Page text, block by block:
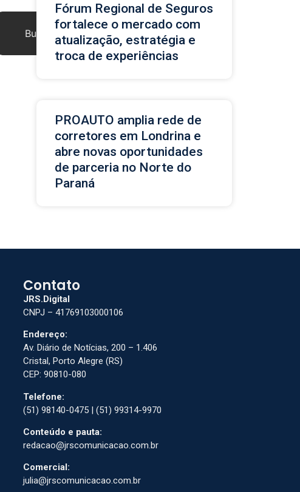
Buscar
Fórum Regional de Seguros
fortalece o mercado com
atualização, estratégia e
troca de experiências
PROAUTO amplia rede de
corretores em Londrina e
abre novas oportunidades
de parceria no Norte do
Paraná
Contato
JRS.Digital
CNPJ – 41769103000106
Endereço:
Av. Diário de Notícias, 200 – 1.406
Cristal, Porto Alegre (RS)
CEP: 90810-080
Telefone:
(51) 98140-0475 | (51) 99314-9970
Conteúdo e pauta:
redacao@jrscomunicacao.com.br
Comercial:
julia@jrscomunicacao.com.br